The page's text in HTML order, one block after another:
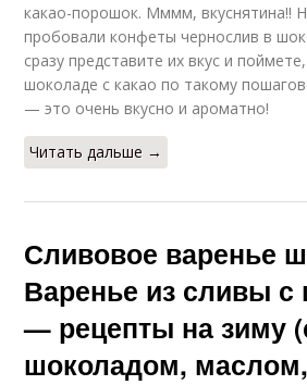
какао-порошок. Мммм, вкуснятина!!
пробовали конфеты чернослив в
сразу представите их вкус и
шоколаде с какао по такому
— это очень вкусно и ароматно!
Читать дальше →
Сливовое варенье
Варенье из сливы
— рецепты на зиму
шоколадом,